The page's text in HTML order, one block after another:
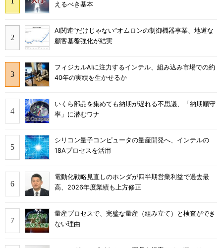
えるべき基本
AI関連“だけじゃない”オムロンの制御機器事業、地道な
顧客基盤強化が結実
フィジカルAIに注力するインテル、組み込み市場での約
40年の実績を生かせるか
いくら部品を集めても納期が遅れる不思議、「納期順守
率」に潜むワナ
シリコン量子コンピュータの量産開発へ、インテルの
18Aプロセスを活用
電動化戦略見直しのホンダが四半期営業利益で過去最
高、2026年度業績も上方修正
量産プロセスで、完璧な量産（組み立て）と検査ができ
ない理由